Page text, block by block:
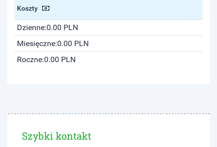
Koszty
Dzienne:0.00 PLN
Miesięczne:0.00 PLN
Roczne:0.00 PLN
Szybki kontakt